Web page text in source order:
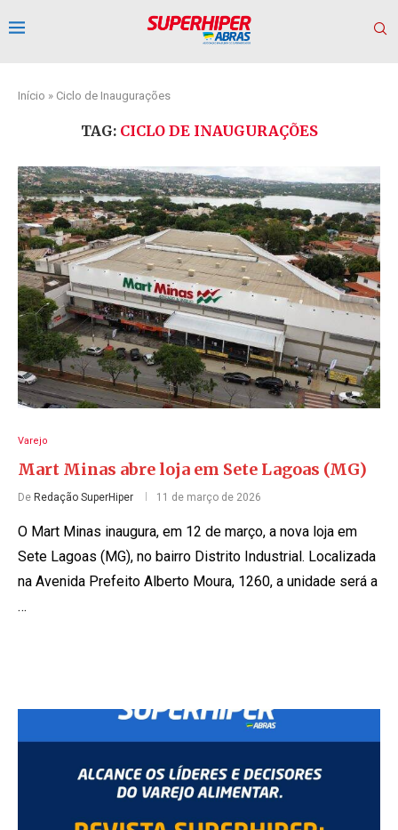
Início » Ciclo de Inaugurações
TAG: CICLO DE INAUGURAÇÕES
Varejo
Mart Minas abre loja em Sete Lagoas (MG)
De Redação SuperHiper 11 de março de 2026
O Mart Minas inaugura, em 12 de março, a nova loja em
Sete Lagoas (MG), no bairro Distrito Industrial. Localizada
na Avenida Prefeito Alberto Moura, 1260, a unidade será a
…